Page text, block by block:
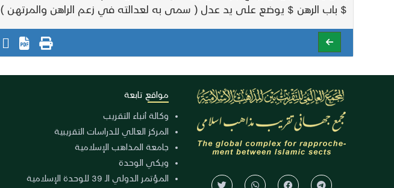
$ باب الرهن $ يوضع على يد عدل ( سمى به لعدالته في زعم الراهن والمرتهن )
مواقع تابعة
وكالة أنباء التقريب
المركز العالي للدراسات التقريبية
جامعة المذاهب الإسلامية
ويكي الوحدة
المؤتمر الدولي الـ 39 للوحدة الإسلامية